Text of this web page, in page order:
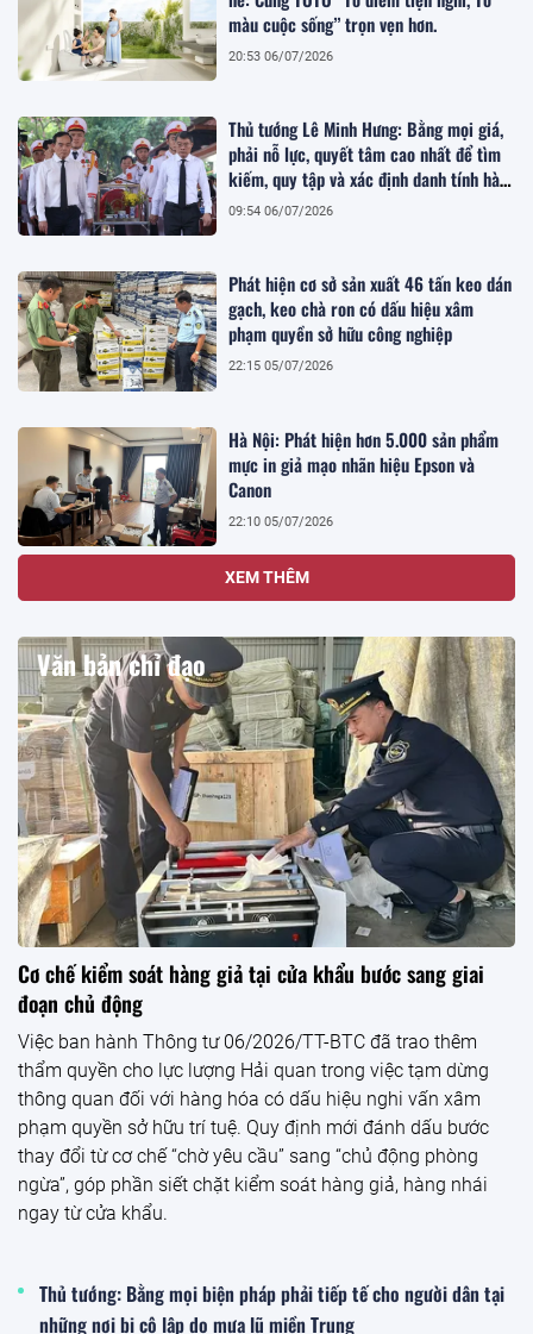
màu cuộc sống” trọn vẹn hơn.
20:53 06/07/2026
Thủ tướng Lê Minh Hưng: Bằng mọi giá,
phải nỗ lực, quyết tâm cao nhất để tìm
kiếm, quy tập và xác định danh tính hài
cốt liệt sĩ
09:54 06/07/2026
Phát hiện cơ sở sản xuất 46 tấn keo dán
gạch, keo chà ron có dấu hiệu xâm
phạm quyền sở hữu công nghiệp
22:15 05/07/2026
Hà Nội: Phát hiện hơn 5.000 sản phẩm
mực in giả mạo nhãn hiệu Epson và
Canon
22:10 05/07/2026
XEM THÊM
Văn bản chỉ đạo
Cơ chế kiểm soát hàng giả tại cửa khẩu bước sang giai
đoạn chủ động
Việc ban hành Thông tư 06/2026/TT-BTC đã trao thêm
thẩm quyền cho lực lượng Hải quan trong việc tạm dừng
thông quan đối với hàng hóa có dấu hiệu nghi vấn xâm
phạm quyền sở hữu trí tuệ. Quy định mới đánh dấu bước
thay đổi từ cơ chế “chờ yêu cầu” sang “chủ động phòng
ngừa”, góp phần siết chặt kiểm soát hàng giả, hàng nhái
ngay từ cửa khẩu.
Thủ tướng: Bằng mọi biện pháp phải tiếp tế cho người dân tại
những nơi bị cô lập do mưa lũ miền Trung